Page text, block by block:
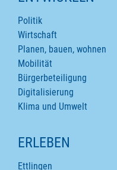
Politik
Wirtschaft
Planen, bauen, wohnen
Mobilität
Bürgerbeteiligung
Digitalisierung
Klima und Umwelt
ERLEBEN
Ettlingen